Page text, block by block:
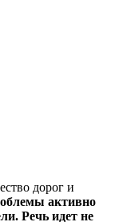
дорог и
активно
Речь идет не